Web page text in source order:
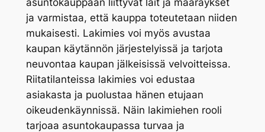
ja varmistaa, että kauppa toteutetaan niiden
mukaisesti. Lakimies voi myös avustaa
kaupan käytännön järjestelyissä ja tarjota
neuvontaa kaupan jälkeisissä velvoitteissa.
Riitatilanteissa lakimies voi edustaa
asiakasta ja puolustaa hänen etujaan
oikeudenkäynnissä. Näin lakimiehen rooli
tarjoaa asuntokaupassa turvaa ja